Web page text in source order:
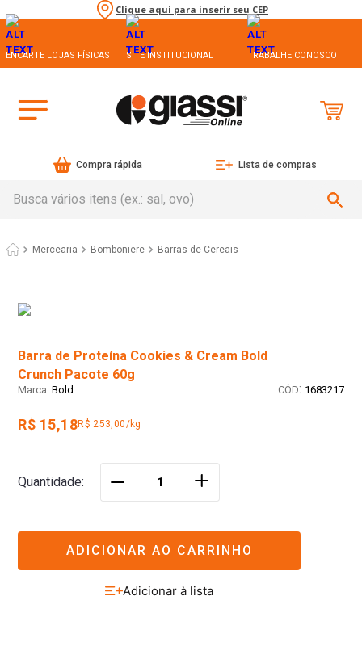
Clique aqui para inserir seu CEP
ENCARTE LOJAS FÍSICAS SITE INSTITUCIONAL TRABALHE CONOSCO
Compra rápida Lista de compras
Mercearia Bomboniere Barras de Cereais
Barra de Proteína Cookies & Cream Bold
Crunch Pacote 60g
Bold : 1683217
R$ 15,18R$ 253,00/kg
Quantidade ＋
ADICIONAR AO CARRINHO